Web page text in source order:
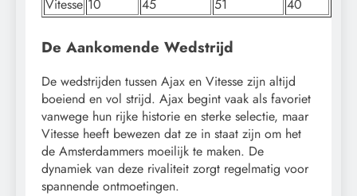
Vitesse 10 45 51 40
De Aankomende Wedstrijd
De wedstrijden tussen Ajax en Vitesse zijn altijd
boeiend en vol strijd. Ajax begint vaak als favoriet
vanwege hun rijke historie en sterke selectie, maar
Vitesse heeft bewezen dat ze in staat zijn om het
de Amsterdammers moeilijk te maken. De
dynamiek van deze rivaliteit zorgt regelmatig voor
spannende ontmoetingen.